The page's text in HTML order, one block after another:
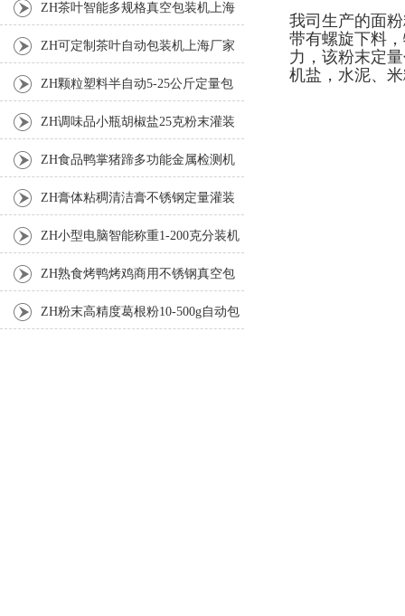
我司生产的面
带有螺旋下料
力，该粉末定
机盐，水泥、
ZH茶叶智能多规格真空包装机上海
厂家 ZH可定制茶叶自动包装机上海厂家
ZH颗粒塑料半自动5-25公斤定量包
装机 ZH调味品小瓶胡椒盐25克粉末灌装
ZH食品鸭掌猪蹄多功能金属检测机
ZH膏体粘稠清洁膏不锈钢定量灌装
机厂家 ZH小型电脑智能称重1-200克分装机
ZH熟食烤鸭烤鸡商用不锈钢真空包
装机 ZH粉末高精度葛根粉10-500g自动包